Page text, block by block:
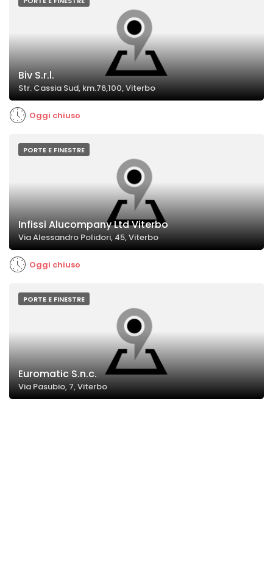
Biv S.r.l.
Str. Cassia Sud, km.76,100, Viterbo
Oggi chiuso
PORTE E FINESTRE
Infissi Alucompany Ltd Viterbo
Via Alessandro Polidori, 45, Viterbo
Oggi chiuso
PORTE E FINESTRE
Euromatic S.n.c.
Via Pasubio, 7, Viterbo